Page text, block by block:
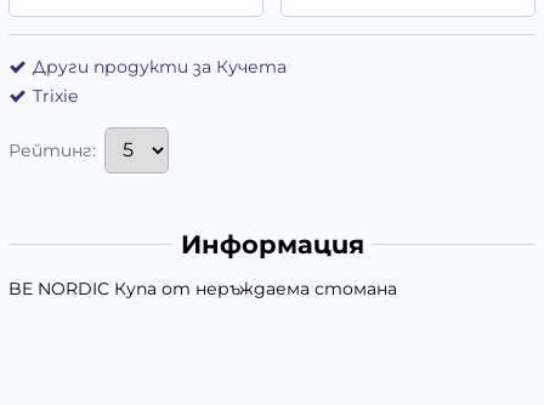
Други продукти за Кучета
Trixie
Рейтинг:
Информация
BE NORDIC Купа от неръждаема стомана